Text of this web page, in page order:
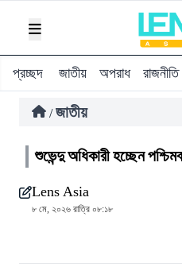
প্রচ্ছদ জাতীয় অপরাধ রাজনীতি
/ জাতীয়
শুভেন্দু অধিকারী হচ্ছেন
Lens Asia
৮ মে, ২০২৬ রাত্রি ০৮:১৮